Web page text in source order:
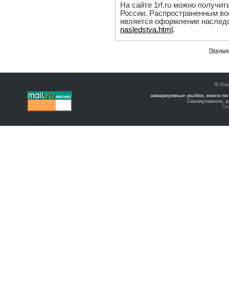
На сайте 1rf.ru можно
России. Распространенным
является оформление
nasledstva.html.
©
аквариумные рыбки, книги
Сканирование,